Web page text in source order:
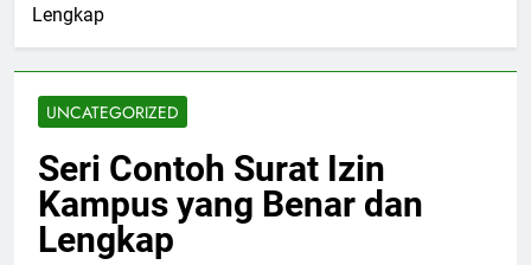
Lengkap
UNCATEGORIZED
Seri Contoh Surat Izin
Kampus yang Benar dan
Lengkap